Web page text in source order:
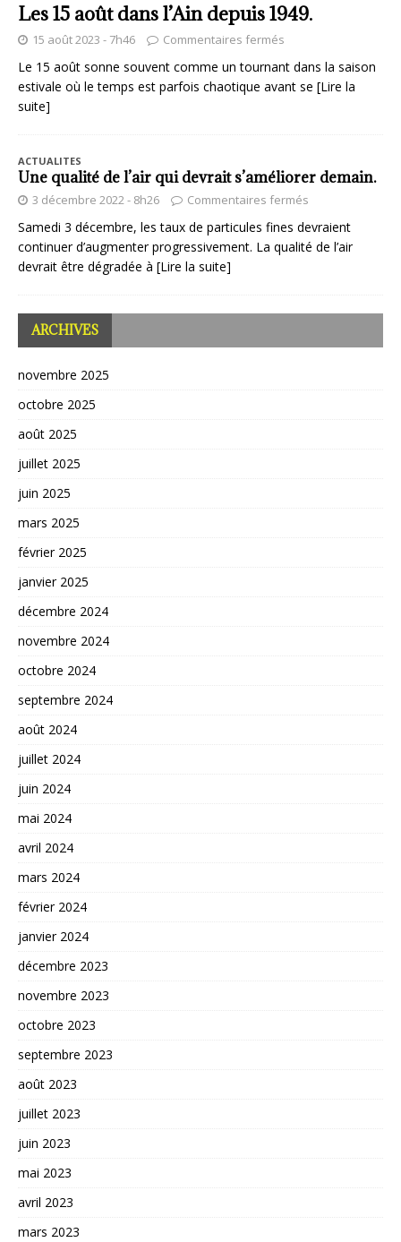
Les 15 août dans l’Ain depuis 1949.
15 août 2023 - 7h46 Commentaires fermés
Le 15 août sonne souvent comme un tournant dans la saison
estivale où le temps est parfois chaotique avant se [Lire la
suite]
ACTUALITES
Une qualité de l’air qui devrait s’améliorer demain.
3 décembre 2022 - 8h26 Commentaires fermés
Samedi 3 décembre, les taux de particules fines devraient
continuer d’augmenter progressivement. La qualité de l’air
devrait être dégradée à [Lire la suite]
ARCHIVES
novembre 2025
octobre 2025
août 2025
juillet 2025
juin 2025
mars 2025
février 2025
janvier 2025
décembre 2024
novembre 2024
octobre 2024
septembre 2024
août 2024
juillet 2024
juin 2024
mai 2024
avril 2024
mars 2024
février 2024
janvier 2024
décembre 2023
novembre 2023
octobre 2023
septembre 2023
août 2023
juillet 2023
juin 2023
mai 2023
avril 2023
mars 2023